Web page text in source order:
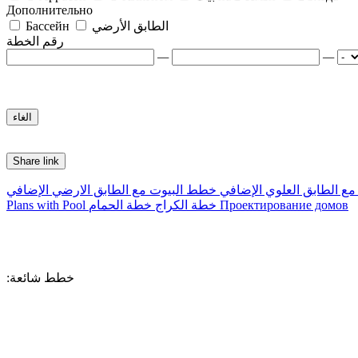
Дополнительно
Бассейн
الطابق الأرضي
رقم الخطة
—
—
Share link
الطابق العلوي الإضافي خطط البيوت مع الطابق الارضي الإضافي
Plans with Pool
خطة الكراج خطة الحمام Проектирование домов
:خطط شائعة